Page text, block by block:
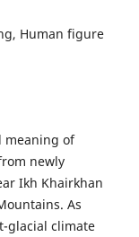
Human figure
meaning of
newly
Ikh Khairkhan
As
glacial climate